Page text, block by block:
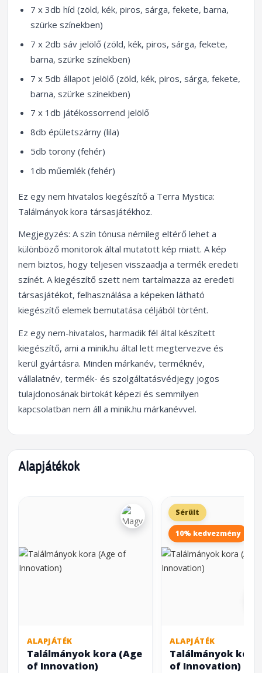
7 x 3db híd (zöld, kék, piros, sárga, fekete, barna,
szürke színekben)
7 x 2db sáv jelölő (zöld, kék, piros, sárga, fekete,
barna, szürke színekben)
7 x 5db állapot jelölő (zöld, kék, piros, sárga, fekete,
barna, szürke színekben)
7 x 1db játékossorrend jelölő
8db épületszárny (lila)
5db torony (fehér)
1db műemlék (fehér)
Ez egy nem hivatalos kiegészítő a Terra Mystica:
Találmányok kora társasjátékhoz.
Megjegyzés: A szín tónusa némileg eltérő lehet a
különböző monitorok által mutatott kép miatt. A kép
nem biztos, hogy teljesen visszaadja a termék eredeti
színét. A kiegészítő szett nem tartalmazza az eredeti
társasjátékot, felhasználása a képeken látható
kiegészítő elemek bemutatása céljából történt.
Ez egy nem-hivatalos, harmadik fél által készített
kiegészítő, ami a minik.hu által lett megtervezve és
kerül gyártásra. Minden márkanév, terméknév,
vállalatnév, termék- és szolgáltatásvédjegy jogos
tulajdonosának birtokát képezi és semmilyen
kapcsolatban nem áll a minik.hu márkanévvel.
Alapjátékok
ALAPJÁTÉK
Találmányok kora (Age
of Innovation)
Sérült
10% kedvezmény
ALAPJÁTÉK
Találmányok kora
of Innovation)